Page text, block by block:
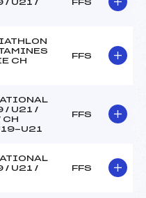
/ U21 /
FFS
CH
FFS
/ U21 /
CH
U21
FFS
/ U21 /
FFS